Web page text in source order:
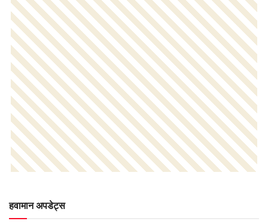
हवामान अपडेट्स